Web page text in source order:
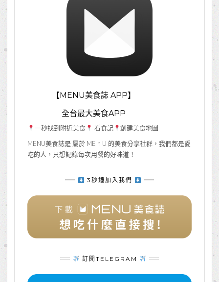
【MENU美食誌 APP】
全台最大美食APP
一秒找到附近美食 看食記
創建美食地圖
MENU美食誌是 屬於 ME n U 的美食分享社群，我們都是愛
吃的人，只想記錄每次用餐的好味道！
3秒鐘加入我們
訂閱TELEGRAM